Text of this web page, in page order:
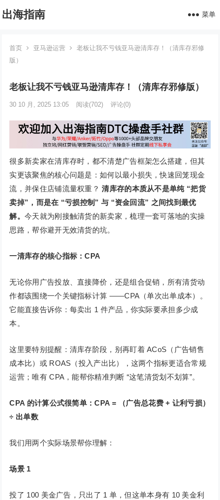
出海指南 菜单
首页 亚马逊运营
老板让我不亏钱亚马逊清库存！（清库存邪修
版）
老板让我不亏钱亚马逊清库存！（清库存邪修版）
30 10 月, 2025 13:05 阅读(702) 评论(0)
很多新卖家在清库存时，都不清楚广告框架怎么搭建，但其
实更该聚焦的核心问题是：如何以最小损失，快速回笼现金
流，并保住店铺流量权重？ 清库存的本质从不是单纯 “把货
卖掉”，而是在 “亏损控制” 与 “资金回流” 之间找到最优
解。今天就为刚接触清货的新卖家，梳理一套可落地的实操
思路，帮你避开无效清货的坑。
一清库存的核心指标：CPA
无论你用广告投放、直接降价，还是组合促销，所有清货动
作都该围绕一个关键指标计算 ——CPA（单次出单成本）。
它能直接告诉你：每卖出 1 件产品，你实际要承担多少成
本。
这里要特别提醒：清库存阶段，别再盯着 ACoS（广告销售
成本比）或 ROAS（投入产出比），这两个指标更适合常规
运营；唯有 CPA，能帮你精准判断 “这笔清货划不划算”。
CPA 的计算公式很简单：CPA = （广告总花费 + 让利亏损）
÷ 出单数
我们用两个实际场景帮你理解：
场景 1
投了 100 美金广告，只出了 1 单，但这单本身有 10 美金利